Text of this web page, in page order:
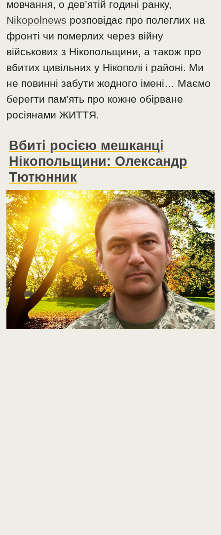
мовчання, о дев’ятій годині ранку,
Nikopolnews розповідає про полеглих на
фронті чи померлих через війну
військових з Нікопольщини, а також про
вбитих цивільних у Нікополі і районі. Ми
не повинні забути жодного імені… Маємо
берегти пам’ять про кожне обірване
росіянами ЖИТТЯ.
Вбиті росією мешканці
Нікопольщини: Олександр
Тютюнник